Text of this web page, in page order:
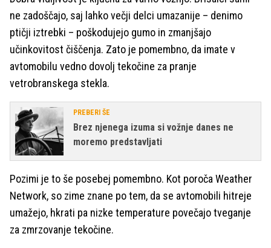
ne zadoščajo, saj lahko večji delci umazanije – denimo
ptičji iztrebki – poškodujejo gumo in zmanjšajo
učinkovitost čiščenja. Zato je pomembno, da imate v
avtomobilu vedno dovolj tekočine za pranje
vetrobranskega stekla.
PREBERI ŠE
Brez njenega izuma si vožnje danes ne
moremo predstavljati
Pozimi je to še posebej pomembno. Kot poroča Weather
Network, so zime znane po tem, da se avtomobili hitreje
umažejo, hkrati pa nizke temperature povečajo tveganje
za zmrzovanje tekočine.